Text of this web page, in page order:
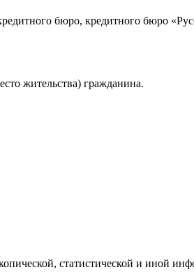
бюро, кредитного бюро
жительства) гражданина.
статистической и иной